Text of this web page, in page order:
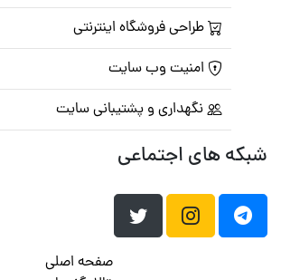
طراحی فروشگاه اینترنتی
امنیت وب سایت
نگهداری و پشتیبانی سایت
شبکه های اجتماعی
صفحه اصلی